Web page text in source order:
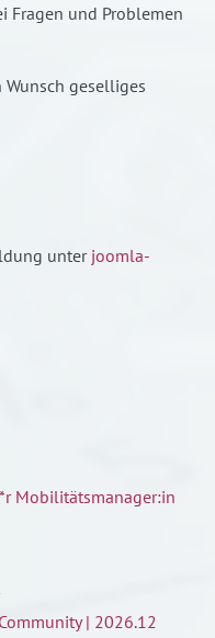
Fragen und Problemen
geselliges
unter joomla-
Mobilitätsmanager:in
| 2026.12